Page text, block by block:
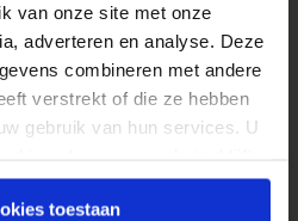
van onze site met onze
adverteren en analyse. Deze
combineren met andere
verstrekt of die ze hebben
gebruik van hun services. U
toestaan